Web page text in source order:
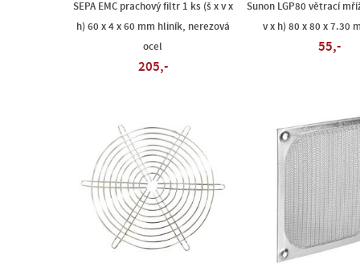
SEPA EMC prachový filtr 1 ks (š x v x
h) 60 x 4 x 60 mm hliník, nerezová
ocel
205,-
Sunon LGP80 větrací
v x h) 80 x 80 x 7.30
55,-